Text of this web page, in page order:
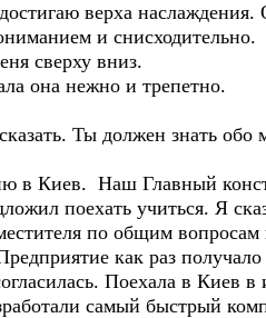
верха
и снисходительно.
сверху вниз.
она нежно и трепетно.
Ты должен знать обо
в Киев. Наш Главный
поехать учиться. Я
по общим
как раз
Поехала в
самый быстрый